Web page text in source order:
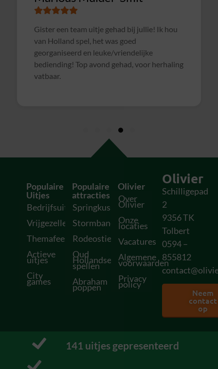
met een gezellige pubquiz. Een dikke 10 :).
Populaire
Uitjes
Bedrijfsuitjes
Vrijgezellenfeesten
Themafeesten
Actieve
uitjes
City
games
Populaire
attracties
Springkussens
Stormbanen
Rodeostieren
Oud
Hollandse
spellen
Abraham
poppen
Olivier
Over
Olivier
Onze
locaties
Vacatures
Algemene
voorwaarden
Privacy
policy
Olivier
Schilligepad
2
9356 TK
Tolbert
0594 –
855812
Neem
contact
op
153 uitjes gepresenteerd